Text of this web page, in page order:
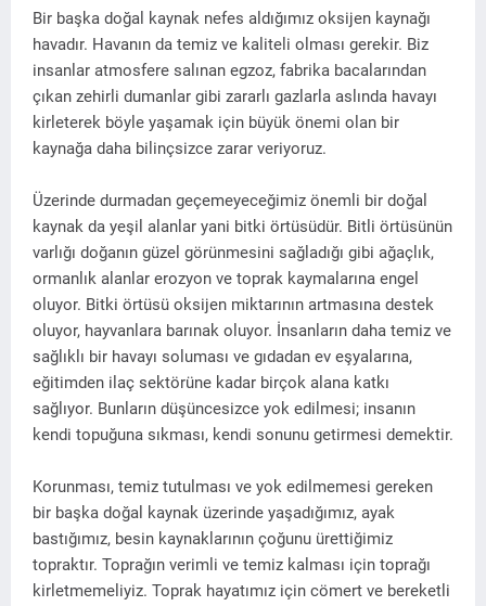
Bir başka doğal kaynak nefes aldığımız oksijen kaynağı
havadır. Havanın da temiz ve kaliteli olması gerekir. Biz
insanlar atmosfere salınan egzoz, fabrika bacalarından
çıkan zehirli dumanlar gibi zararlı gazlarla aslında havayı
kirleterek böyle yaşamak için büyük önemi olan bir
kaynağa daha bilinçsizce zarar veriyoruz.
Üzerinde durmadan geçemeyeceğimiz önemli bir doğal
kaynak da yeşil alanlar yani bitki örtüsüdür. Bitli örtüsünün
varlığı doğanın güzel görünmesini sağladığı gibi ağaçlık,
ormanlık alanlar erozyon ve toprak kaymalarına engel
oluyor. Bitki örtüsü oksijen miktarının artmasına destek
oluyor, hayvanlara barınak oluyor. İnsanların daha temiz ve
sağlıklı bir havayı soluması ve gıdadan ev eşyalarına,
eğitimden ilaç sektörüne kadar birçok alana katkı
sağlıyor. Bunların düşüncesizce yok edilmesi; insanın
kendi topuğuna sıkması, kendi sonunu getirmesi demektir.
Korunması, temiz tutulması ve yok edilmemesi gereken
bir başka doğal kaynak üzerinde yaşadığımız, ayak
bastığımız, besin kaynaklarının çoğunu ürettiğimiz
topraktır. Toprağın verimli ve temiz kalması için toprağı
kirletmemeliyiz. Toprak hayatımız için cömert ve bereketli